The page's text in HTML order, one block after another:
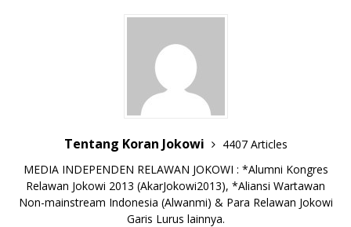
A Li
n
o
Tentang Koran Jokowi
4407 Articles
MEDIA INDEPENDEN RELAWAN JOKOWI : *Alumni Kongres
Relawan Jokowi 2013 (AkarJokowi2013), *Aliansi Wartawan
Non-mainstream Indonesia (Alwanmi) & Para Relawan Jokowi
Garis Lurus lainnya.